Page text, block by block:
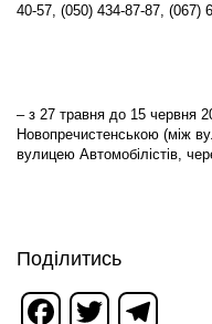
40-57, (050) 434-87-87, (067)
– з 27 травня до 15 червня
Новопречистенською (між
вулицею Автомобілістів,
Поділитись
Facebook
Twitter